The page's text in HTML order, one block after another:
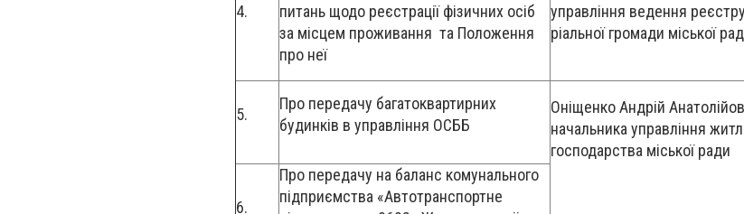
4.
питань щодо реєстрації фізичних осіб
за місцем проживання та Положення
про неї
управління ведення
ріальної громади міської
5.
Про передачу багатоквартирних
будинків в управління ОСББ
Оніщенко Андрій
начальника управління
господарства міської ради
6.
Про передачу на баланс комунального
підприємства «Автотранспортне